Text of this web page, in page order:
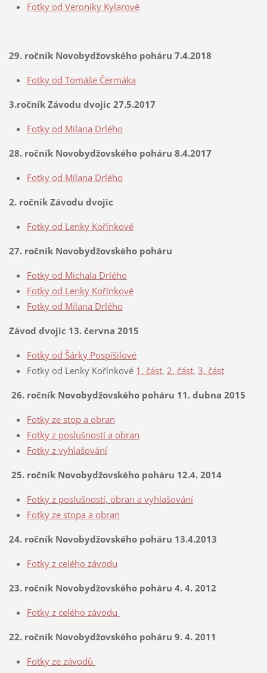
Fotky od Veroniky Kylarové
29. ročník Novobydžovského poháru 7.4.2018
Fotky od Tomáše Čermáka
3.ročník Závodu dvojic 27.5.2017
Fotky od Milana Drlého
28. ročník Novobydžovského poháru 8.4.2017
Fotky od Milana Drlého
2. ročník Závodu dvojic
Fotky od Lenky Kořínkové
27. ročník Novobydžovského poháru
Fotky od Michala Drlého
Fotky od Lenky Kořínkové
Fotky od Milana Drlého
Závod dvojic 13. června 2015
Fotky od Šárky Pospíšilové
Fotky od Lenky Kořínkové 1. část, 2. část, 3. část
26. ročník Novobydžovského poháru 11. dubna 2015
Fotky ze stop a obran
Fotky z poslušností a obran
Fotky z vyhlašování
25. ročník Novobydžovského poháru 12.4. 2014
Fotky z poslušností, obran a vyhlašování
Fotky ze stopa a obran
24. ročník Novobydžovského poháru 13.4.2013
Fotky z celého závodu
23. ročník Novobydžovského poháru 4. 4. 2012
Fotky z celého závodu
22. ročník Novobydžovského poháru 9. 4. 2011
Fotky ze závodů